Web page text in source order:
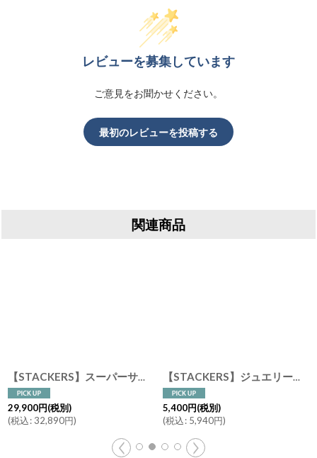
レビューを募集しています
ご意見をお聞かせください。
最初のレビューを投稿する
関連商品
[75386]
【STACKERS】スーパーサイズ ドロワー 選べる2個セット ジュエリーボックス 2set ペブルグレー PebbleGrey スタッカーズ ロンドン UK
29,900円(税別)
(税込: 32,890円)
【STACKERS】ジュエリーポッド セージグリーン Jewelry Pod SageGreen スタッカーズ
5,400円(税別)
(税込: 5,940円)